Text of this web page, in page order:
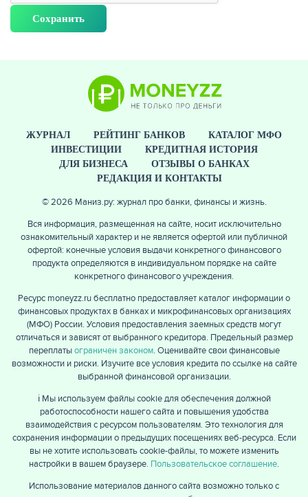
ЖУРНАЛ РЕЙТИНГ БАНКОВ
КАТАЛОГ МФО
ИНВЕСТИЦИИ
КРЕДИТНАЯ ИСТОРИЯ
ДЛЯ БИЗНЕСА
ОТЗЫВЫ О БАНКАХ
РЕДАКЦИЯ И КОНТАКТЫ
© 2026 Маниз.ру: журнал про банки, финансы и жизнь.
Вся информация, размещенная на сайте, носит исключительно
ознакомительный характер и не является офертой или публичной
офертой: конечные условия выдачи конкретного финансового
продукта определяются в индивидуальном порядке на сайте
конкретного финансового учреждения.
Ресурс moneyzz.ru бесплатно предоставляет каталог информации о
финансовых продуктах в банках и микрофинансовых организациях
(МФО) России. Условия предоставления заемных средств могут
отличаться и зависят от выбранного кредитора. Предельный размер
переплатыограничен законом. Оценивайте свои финансовые
возможности и риски. Изучите все условия кредита по ссылке на сайте
выбранной финансовой организации.
ℹ️ Мы используем файлы cookie для обеспечения должной
работоспособности нашего сайта и повышения удобства
взаимодействия с ресурсом пользователям. Это технология для
сохранения информации о предыдущих посещениях веб-ресурса. Если
вы не хотите использовать cookie-файлы, то можете изменить
настройки в вашем браузере. Пользовательское соглашение.
Использование материалов данного сайта возможно только с